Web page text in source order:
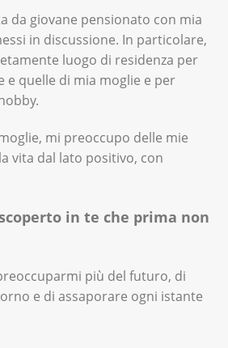
da giovane pensionato con mia
in discussione. In particolare,
luogo di residenza per
e quelle di mia moglie e per
mi preoccupo delle mie
vita dal lato positivo, con
in te che prima non
più del futuro, di
e di assaporare ogni istante